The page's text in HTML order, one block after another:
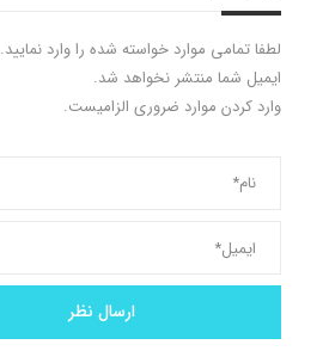
لطفا تمامی موارد خواسته شده را وارد نمایید.
ایمیل شما منتشر نخواهد شد.
وارد کردن موارد ضروری الزامیست.